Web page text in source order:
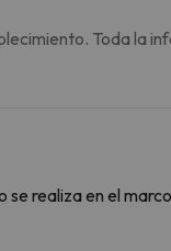
Toda la
realiza en el